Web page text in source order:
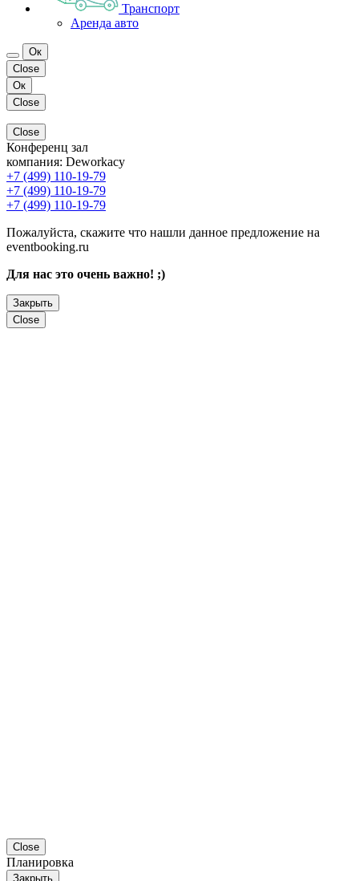
Транспорт
Аренда авто
Ок
Close
Ок
Close
Close
Конференц зал
компания: Deworkacy
+7 (499) 110-19-79
+7 (499) 110-19-79
+7 (499) 110-19-79
Пожалуйста, скажите что нашли данное предложение на
eventbooking.ru
Для нас это очень важно! ;)
Закрыть
Close
Close
Планировка
Закрыть